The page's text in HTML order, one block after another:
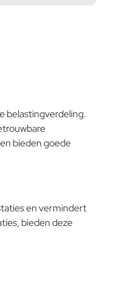
belastingverdeling.
bieden goede
en vermindert
bieden deze